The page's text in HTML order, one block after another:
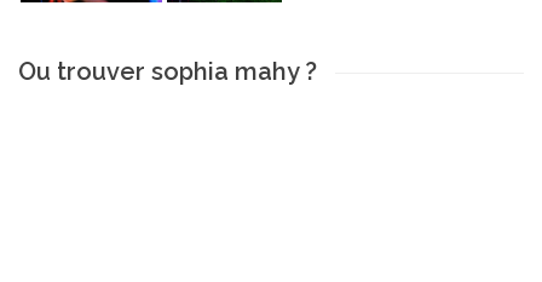
Ou trouver sophia mahy ?